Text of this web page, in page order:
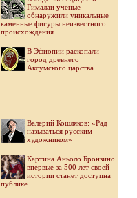
Гималаи ученые
обнаружили уникальные
каменные фигуры неизвестного
происхождения
В Эфиопии раскопали
город древнего
Аксумского царства
Валерий Кошляков: «Рад
называться русским
художником»
Картина Аньоло Бронзино
впервые за 500 лет своей
истории станет доступна
публике